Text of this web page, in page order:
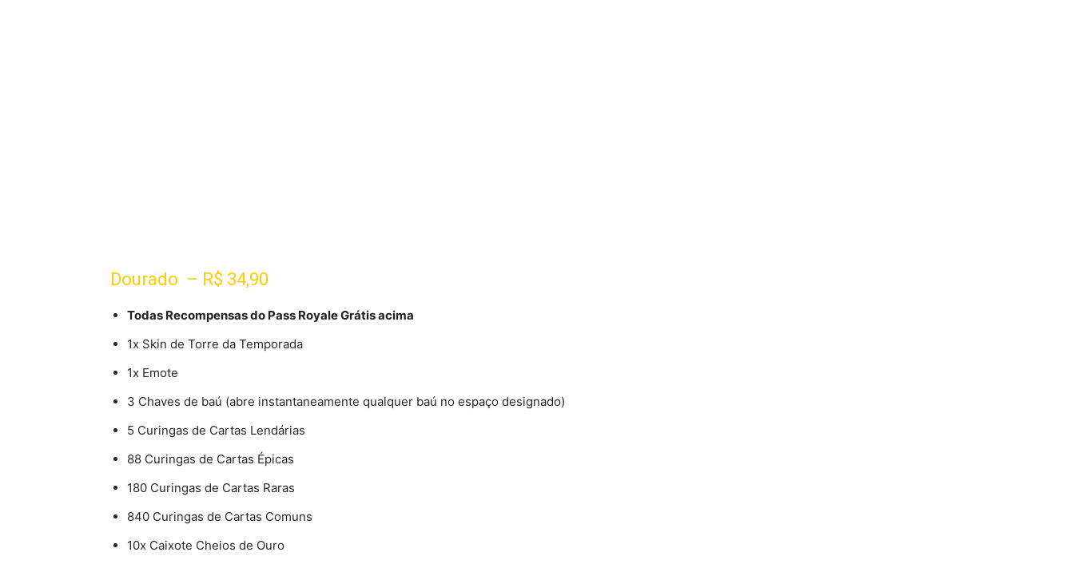
Dourado – R$ 34,90
Todas Recompensas do Pass Royale Grátis acima
1x Skin de Torre da Temporada
1x Emote
3 Chaves de baú (abre instantaneamente qualquer baú no espaço designado)
5 Curingas de Cartas Lendárias
88 Curingas de Cartas Épicas
180 Curingas de Cartas Raras
840 Curingas de Cartas Comuns
10x Caixote Cheios de Ouro